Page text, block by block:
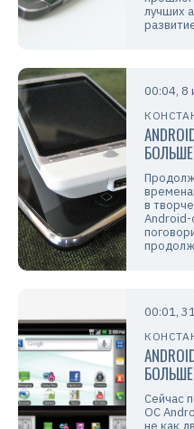
лучших
00:04, 8
в
00:01,
Сейчас
ОС
не как